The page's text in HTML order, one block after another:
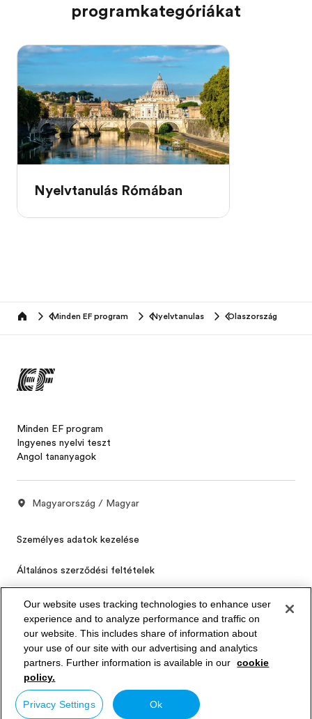
programkategóriákat
Nyelvtanulás Rómában
home Minden EF program Nyelvtanulas Olaszország
Minden EF program
Ingyenes nyelvi teszt
Angol tananyagok
Magyarország / Magyar
Személyes adatok kezelése
Általános szerződési feltételek
Cookies
Privacy Settings
© Signum International AG 2026. Minden jog fenntartva.
Our website uses tracking technologies to enhance user
experience and to analyze performance and traffic on
our website. This includes share of information about
your use of our site with our advertising and analytics
partners. Further information is available in our cookie
policy.
Privacy Settings Ok